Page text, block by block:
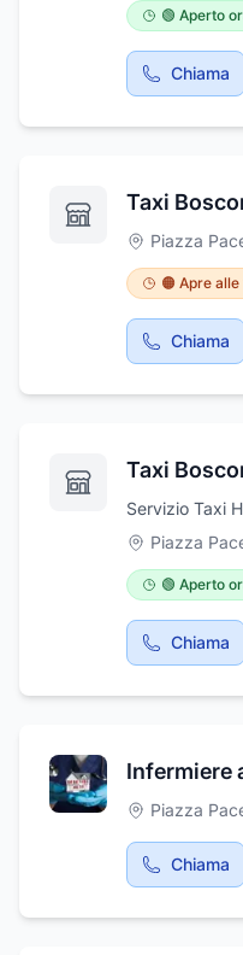
dolci e salate
momento
tra croccanti
servizio
🟢 Aperto
Chiama
Taxi
Piazza
🟠 Apre
Chiama
Taxi
Servizio Taxi
Piazza
🟢 Aperto
Chiama
Infermiere
Piazza
Chiama